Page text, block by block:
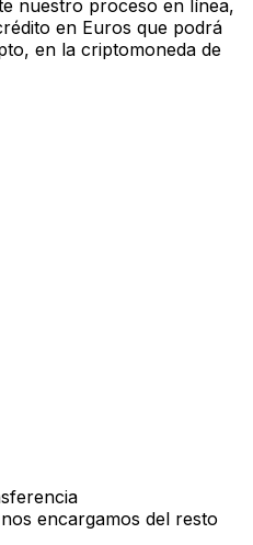
nuestro proceso en línea,
en Euros que podrá
en la criptomoneda de
encargamos del resto